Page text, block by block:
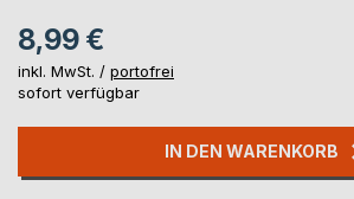
8,99 €
inkl. MwSt. / portofrei
sofort verfügbar
IN DEN WARENKORB